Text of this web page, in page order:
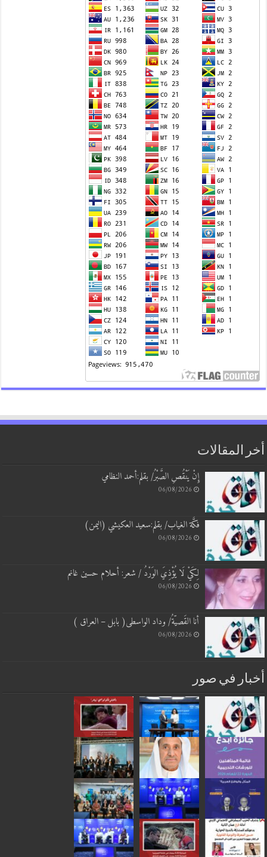
أخر المقالات
إِنْ يَنْقُصِ الصَّبْرُ/ بقلم:أحمد النظامي
06/08/2026
فكَّة الغياب/ بقلم:سعيد العكيشي (اليمن)
06/08/2026
لِكَيْ لَا يُؤْذِيَ الوَرْدُ / شعر: أحلام حسين غانم
06/08/2026
أنا القَصيّةُ/ وداد الواسطى( بابل – العراق )
06/08/2026
أخبار في صور